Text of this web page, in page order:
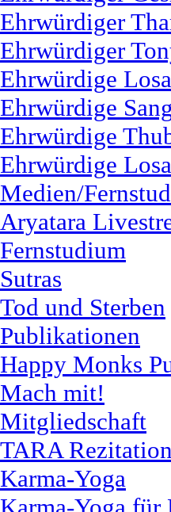
Ehrwürdiger
Ehrwürdiger
Ehrwürdige
Ehrwürdige
Ehrwürdige
Ehrwürdige
Medien/
Aryatara
Fernstudium
Sutras
Tod und Sterben
Publikationen
Happy Monks
Mach mit!
Mitgliedschaft
TARA
Karma-Yoga